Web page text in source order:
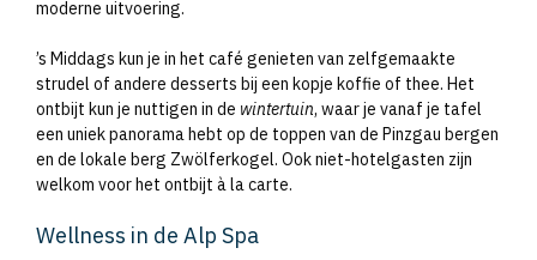
moderne uitvoering.
’s Middags kun je in het café genieten van zelfgemaakte
strudel of andere desserts bij een kopje koffie of thee. Het
ontbijt kun je nuttigen in de wintertuin, waar je vanaf je tafel
een uniek panorama hebt op de toppen van de Pinzgau bergen
en de lokale berg Zwölferkogel. Ook niet-hotelgasten zijn
welkom voor het ontbijt à la carte.
Wellness in de Alp Spa